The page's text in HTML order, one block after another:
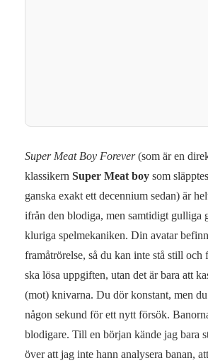
Super Meat Boy Forever(som är en
klassikern Super Meat boy som
ganska exakt ett decennium sedan) är
ifrån den blodiga, men samtidigt gulliga
kluriga spelmekaniken. Din avatar
framåtrörelse, så du kan inte stå still och
ska lösa uppgiften, utan det är bara att
(mot) knivarna. Du dör konstant, men
någon sekund för ett nytt försök.
blodigare. Till en början kände jag bara
över att jag inte hann analysera banan,